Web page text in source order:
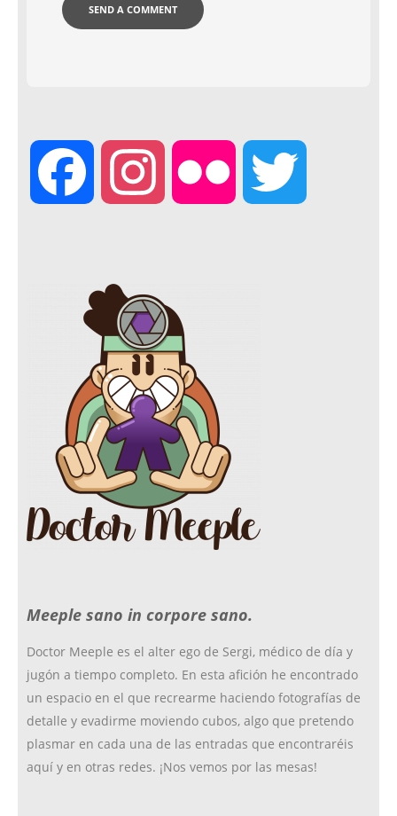
e
b
o
k
s
t
a
g
a
m
Meeple sano in corpore sano.
Doctor Meeple es el alter ego de Sergi, médico de día y
jugón a tiempo completo. En esta afición he encontrado
un espacio en el que recrearme haciendo fotografías de
detalle y evadirme moviendo cubos, algo que pretendo
plasmar en cada una de las entradas que encontraréis
aquí y en otras redes. ¡Nos vemos por las mesas!